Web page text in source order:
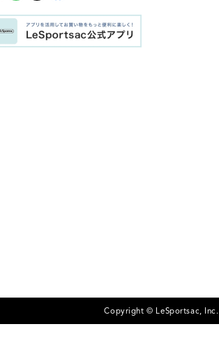
Copyright © LeSportsac, Inc.